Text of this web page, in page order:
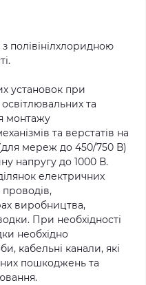
полівінілхлоридною
установок при
та
монтажу
та верстатів на
мереж до 450/750 В)
напругу до 1000 В.
електричних
виробництва,
При необхідності
необхідно
кабельні канали, які
пошкоджень та